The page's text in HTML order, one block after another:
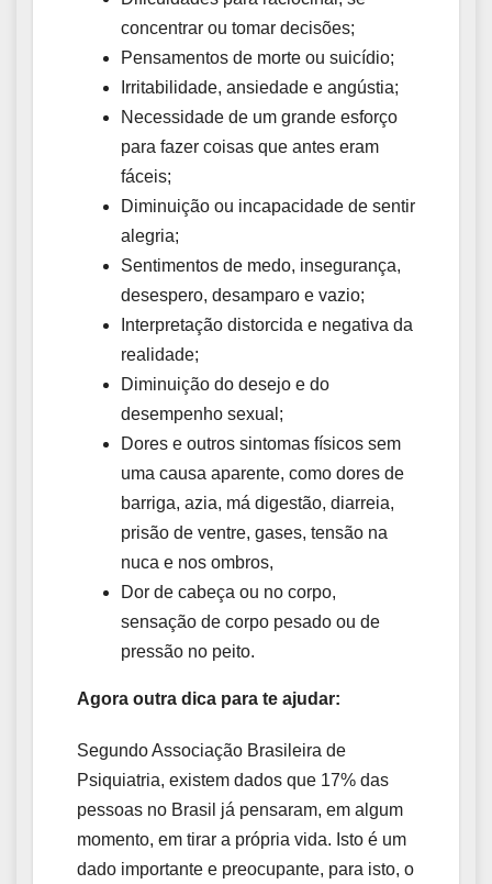
concentrar ou tomar decisões;
Pensamentos de morte ou suicídio;
Irritabilidade, ansiedade e angústia;
Necessidade de um grande esforço
para fazer coisas que antes eram
fáceis;
Diminuição ou incapacidade de sentir
alegria;
Sentimentos de medo, insegurança,
desespero, desamparo e vazio;
Interpretação distorcida e negativa da
realidade;
Diminuição do desejo e do
desempenho sexual;
Dores e outros sintomas físicos sem
uma causa aparente, como dores de
barriga, azia, má digestão, diarreia,
prisão de ventre, gases, tensão na
nuca e nos ombros,
Dor de cabeça ou no corpo,
sensação de corpo pesado ou de
pressão no peito.
Agora outra dica para te ajudar:
Segundo Associação Brasileira de
Psiquiatria, existem dados que 17% das
pessoas no Brasil já pensaram, em algum
momento, em tirar a própria vida. Isto é um
dado importante e preocupante, para isto, o